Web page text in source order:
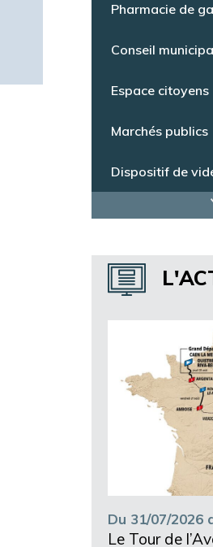
Pharmacie de
Conseil
Espace citoyens
Marchés publics
Dispositif de
Annuaire des
Annuaire des
Argentan
Du 31/07/2026
Le Tour de